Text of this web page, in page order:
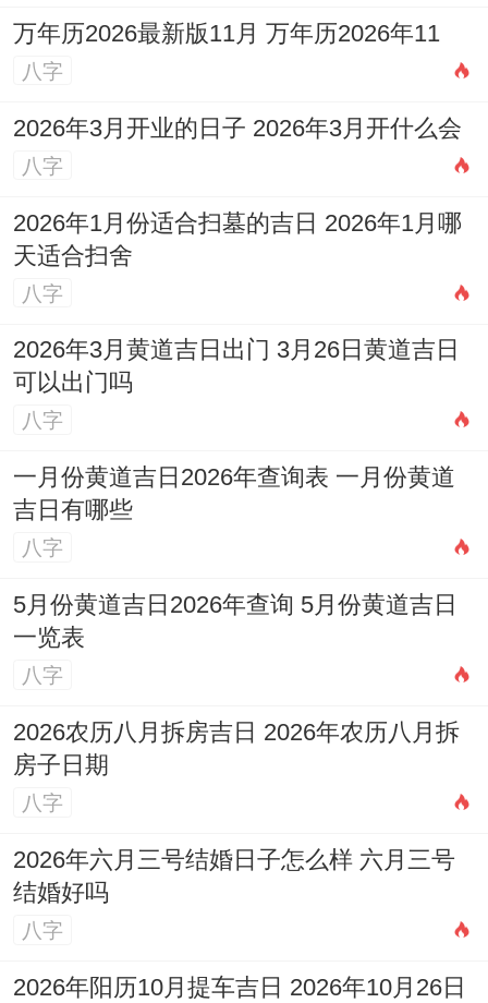
位），避免从该方位进入新居.
除了生肖冲煞，还需考虑房屋坐向...坐北朝
南的房屋适合在3月11日或23日入宅，而入
宅时从北方进入可增强家宅稳定性！
2026年3月吉日的优点
2026年3月当入宅与开火的时机，具备多重
优点 :
气候适宜：3月是春季。气候温与，雨水较
少，适合搬家同其他户外活动。南方地区已
春暖花开.北方虽仍有寒意但全局条件较好。
时节标记：春季代表新生跟希望，跟入宅新
开始的寓意相符，能为家庭带来积极能量。
时间便利:3月通常处于学年中期或工作淡
季，便于协调家庭成员的时间 尤其是对于有
学龄儿童的家庭。
这些优点 使3月变成许多人首选入宅月份。
现代入宅开火的适用建议
提前规划
订搬家公司与服务，避免档期冲突。
天气考虑:尽管3月气候较好；仍需关注天气
万年历2026最新版11月 万年历2026年11
八字
2026年3月开业的日子 2026年3月开什么会
八字
2026年1月份适合扫墓的吉日 2026年1月哪
天适合扫舍
八字
2026年3月黄道吉日出门 3月26日黄道吉日
可以出门吗
八字
一月份黄道吉日2026年查询表 一月份黄道
吉日有哪些
八字
5月份黄道吉日2026年查询 5月份黄道吉日
一览表
八字
2026农历八月拆房吉日 2026年农历八月拆
房子日期
八字
2026年六月三号结婚日子怎么样 六月三号
结婚好吗
八字
2026年阳历10月提车吉日 2026年10月26日